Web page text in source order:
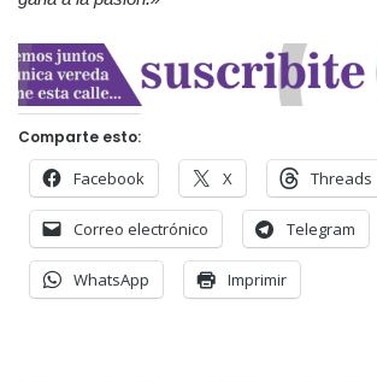
Comparte esto:
Facebook X Threads
Correo electrónico Telegram
WhatsApp Imprimir